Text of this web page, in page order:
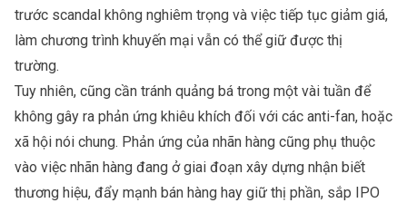
trước scandal không nghiêm trọng và việc tiếp tục giảm giá,
làm chương trình khuyến mại vẫn có thể giữ được thị
trường.
Tuy nhiên, cũng cần tránh quảng bá trong một vài tuần để
không gây ra phản ứng khiêu khích đối với các anti-fan, hoặc
xã hội nói chung. Phản ứng của nhãn hàng cũng phụ thuộc
vào việc nhãn hàng đang ở giai đoạn xây dựng nhận biết
thương hiệu, đẩy mạnh bán hàng hay giữ thị phần, sắp IPO